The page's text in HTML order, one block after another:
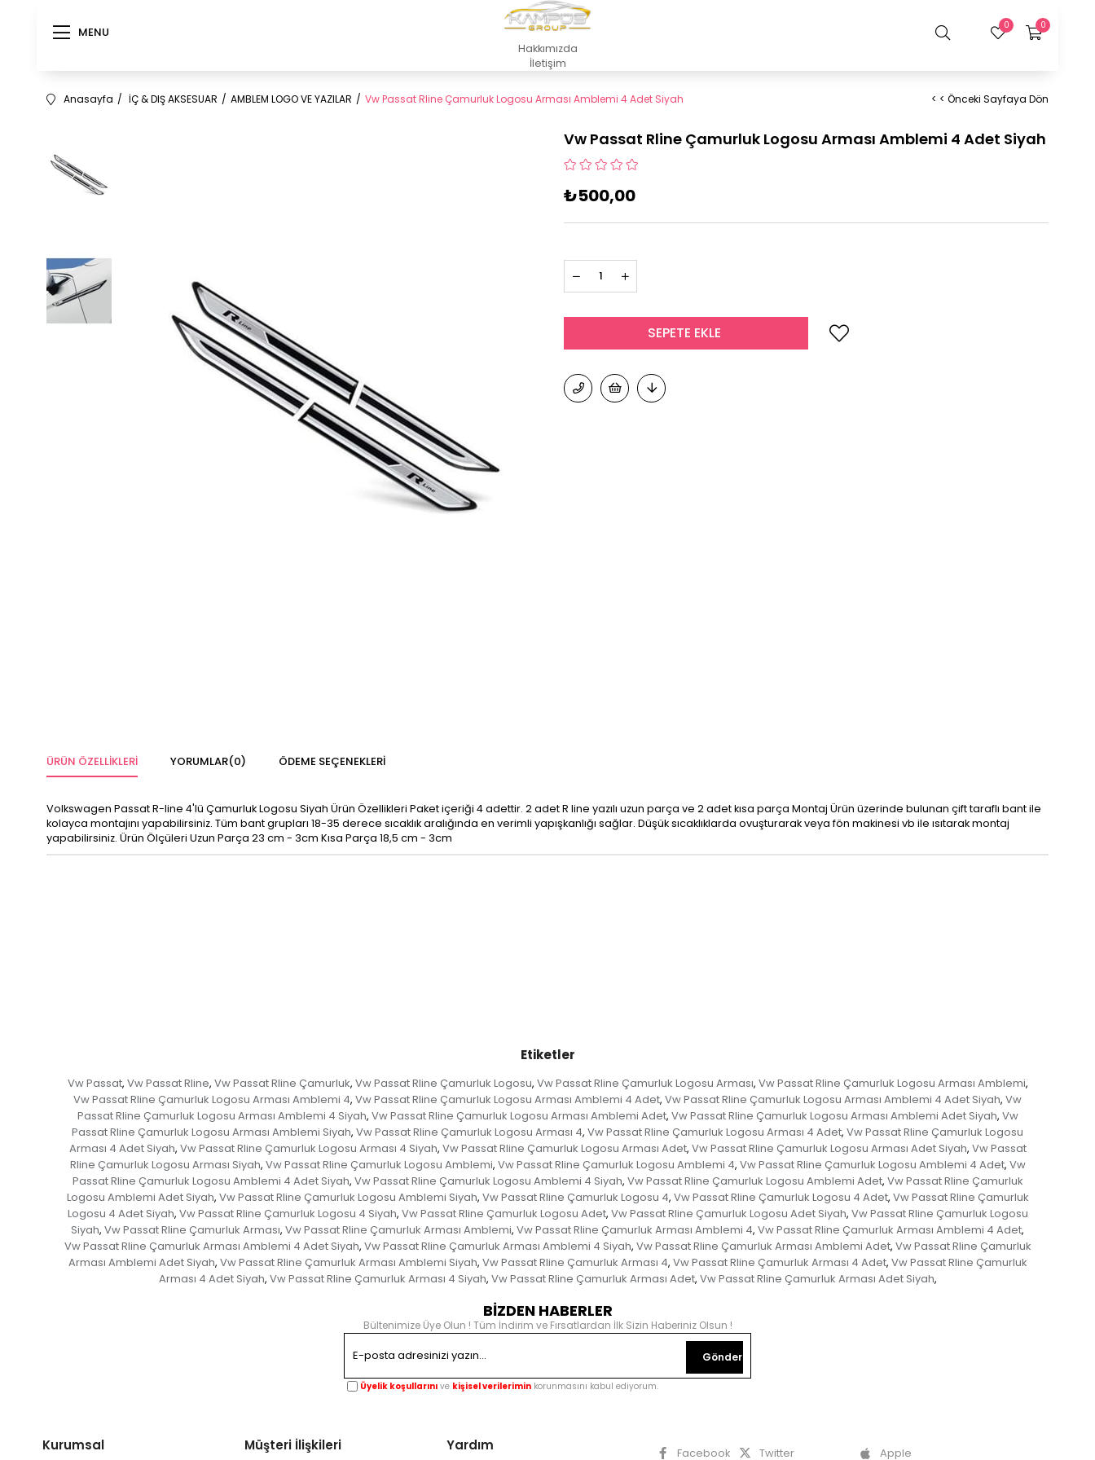
MENU
Hakkımızda
İletişim
0
0
Anasayfa İÇ & DIŞ AKSESUAR AMBLEM LOGO VE YAZILAR Vw Passat Rline Çamurluk Logosu Arması Amblemi 4 Adet Siyah < < Önceki Sayfaya Dön
Vw Passat Rline Çamurluk Logosu Arması Amblemi 4 Adet Siyah
₺500,00
ÜRÜN ÖZELLIKLERI YORUMLAR(0) ÖDEME SEÇENEKLERI
Volkswagen Passat R-line 4'lü Çamurluk Logosu Siyah Ürün Özellikleri Paket içeriği 4 adettir. 2 adet R line yazılı uzun parça ve 2 adet kısa parça Montaj Ürün üzerinde bulunan çift taraflı bant ile
kolayca montajını yapabilirsiniz. Tüm bant grupları 18-35 derece sıcaklık aralığında en verimli yapışkanlığı sağlar. Düşük sıcaklıklarda ovuşturarak veya fön makinesi vb ile ısıtarak montaj
yapabilirsiniz. Ürün Ölçüleri Uzun Parça 23 cm - 3cm Kısa Parça 18,5 cm - 3cm
Etiketler
Vw Passat, Vw Passat Rline, Vw Passat Rline Çamurluk, Vw Passat Rline Çamurluk Logosu, Vw Passat Rline Çamurluk Logosu Arması, Vw Passat Rline Çamurluk Logosu Arması Amblemi,
Vw Passat Rline Çamurluk Logosu Arması Amblemi 4, Vw Passat Rline Çamurluk Logosu Arması Amblemi 4 Adet, Vw Passat Rline Çamurluk Logosu Arması Amblemi 4 Adet Siyah, Vw
Passat Rline Çamurluk Logosu Arması Amblemi 4 Siyah, Vw Passat Rline Çamurluk Logosu Arması Amblemi Adet, Vw Passat Rline Çamurluk Logosu Arması Amblemi Adet Siyah, Vw
Passat Rline Çamurluk Logosu Arması Amblemi Siyah, Vw Passat Rline Çamurluk Logosu Arması 4, Vw Passat Rline Çamurluk Logosu Arması 4 Adet, Vw Passat Rline Çamurluk Logosu
Arması 4 Adet Siyah, Vw Passat Rline Çamurluk Logosu Arması 4 Siyah, Vw Passat Rline Çamurluk Logosu Arması Adet, Vw Passat Rline Çamurluk Logosu Arması Adet Siyah, Vw Passat
Rline Çamurluk Logosu Arması Siyah, Vw Passat Rline Çamurluk Logosu Amblemi, Vw Passat Rline Çamurluk Logosu Amblemi 4, Vw Passat Rline Çamurluk Logosu Amblemi 4 Adet, Vw
Passat Rline Çamurluk Logosu Amblemi 4 Adet Siyah, Vw Passat Rline Çamurluk Logosu Amblemi 4 Siyah, Vw Passat Rline Çamurluk Logosu Amblemi Adet, Vw Passat Rline Çamurluk
Logosu Amblemi Adet Siyah, Vw Passat Rline Çamurluk Logosu Amblemi Siyah, Vw Passat Rline Çamurluk Logosu 4, Vw Passat Rline Çamurluk Logosu 4 Adet, Vw Passat Rline Çamurluk
Logosu 4 Adet Siyah, Vw Passat Rline Çamurluk Logosu 4 Siyah, Vw Passat Rline Çamurluk Logosu Adet, Vw Passat Rline Çamurluk Logosu Adet Siyah, Vw Passat Rline Çamurluk Logosu
Siyah, Vw Passat Rline Çamurluk Arması, Vw Passat Rline Çamurluk Arması Amblemi, Vw Passat Rline Çamurluk Arması Amblemi 4, Vw Passat Rline Çamurluk Arması Amblemi 4 Adet,
Vw Passat Rline Çamurluk Arması Amblemi 4 Adet Siyah, Vw Passat Rline Çamurluk Arması Amblemi 4 Siyah, Vw Passat Rline Çamurluk Arması Amblemi Adet, Vw Passat Rline Çamurluk
Arması Amblemi Adet Siyah, Vw Passat Rline Çamurluk Arması Amblemi Siyah, Vw Passat Rline Çamurluk Arması 4, Vw Passat Rline Çamurluk Arması 4 Adet, Vw Passat Rline Çamurluk
Arması 4 Adet Siyah, Vw Passat Rline Çamurluk Arması 4 Siyah, Vw Passat Rline Çamurluk Arması Adet, Vw Passat Rline Çamurluk Arması Adet Siyah,
BİZDEN HABERLER
Bültenimize Üye Olun ! Tüm İndirim ve Fırsatlardan İlk Sizin Haberiniz Olsun !
Gönder
Üyelik koşullarını ve kişisel verilerimin korunmasını kabul ediyorum.
Kurumsal Müşteri İlişkileri Yardım Facebook Twitter Apple